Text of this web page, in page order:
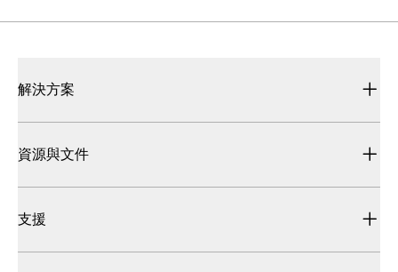
解決方案
資源與文件
支援